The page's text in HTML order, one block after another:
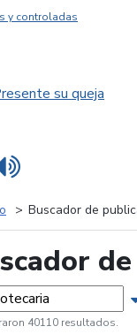
y controladas
su queja
Buscador de
40110 resultados.